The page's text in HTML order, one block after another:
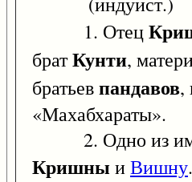
1. Отец
братКунти,
братьевпандавов,
«Махабхараты».
2. Одно из
Кришны иВишну.